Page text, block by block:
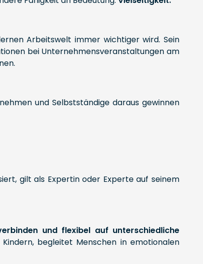
Arbeitswelt immer wichtiger wird. Sein
bei Unternehmensveranstaltungen am
und Selbstständige daraus gewinnen
gilt als Expertin oder Experte auf seinem
und flexibel auf unterschiedliche
begleitet Menschen in emotionalen